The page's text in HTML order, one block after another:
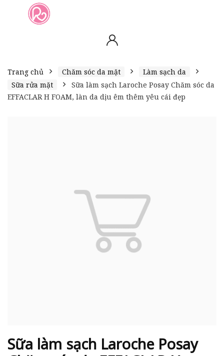
Trang chủ Chăm sóc da mặt
Làm sạch da
Sữa rửa mặt
Sữa làm sạch Laroche Posay Chăm sóc da
EFFACLAR H FOAM, làn da dịu êm thêm yêu cái đẹp
Sữa làm sạch Laroche Posay